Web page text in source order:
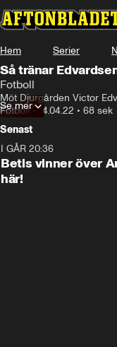
Hem Serier
Så tränar
Fotboll
Möt Djurgården Victor
Fotboll•14.04.22 • 68 sek
Se mer
Senast
I GÅR 20:36
Betis vinner över
här!